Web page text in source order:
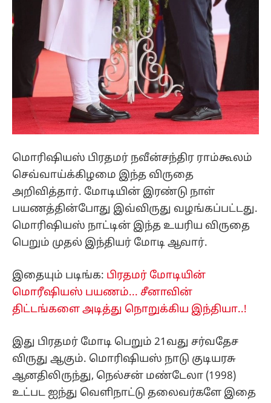
மொரிஷியஸ் பிரதமர் நவீன்சந்திர ராம்கூலம்
செவ்வாய்க்கிழமை இந்த விருதை
அறிவித்தார். மோடியின் இரண்டு நாள்
பயணத்தின்போது இவ்விருது வழங்கப்பட்டது.
மொரிஷியஸ் நாட்டின் இந்த உயரிய விருதை
பெறும் முதல் இந்தியர் மோடி ஆவார்.
இதையும் படிங்க: பிரதமர் மோடியின்
மொரீஷியஸ் பயணம்... சீனாவின்
திட்டங்களை அடித்து நொறுக்கிய இந்தியா..!
இது பிரதமர் மோடி பெறும் 21வது சர்வதேச
விருது ஆகும். மொரிஷியஸ் நாடு குடியரசு
ஆனதிலிருந்து, நெல்சன் மண்டேலா (1998)
உட்பட ஐந்து வெளிநாட்டு தலைவர்களே இதை